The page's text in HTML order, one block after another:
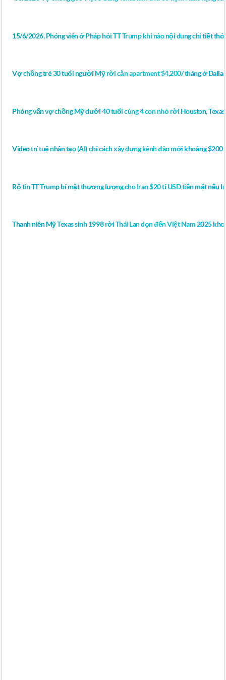
15/6/2026, Phóng viên ở Pháp hỏi TT Trump khi nào nội dung chi tiết
Vợ chồng trẻ 30 tuổi người Mỹ rời căn apartment $4,200/ tháng ở
Phỏng vấn vợ chồng Mỹ dưới 40 tuổi cùng 4 con nhỏ rời Houston,
Video trí tuệ nhân tạo (AI) chỉ cách xây dựng kênh đào mới khoảng
Rộ tin TT Trump bí mật thương lượng cho Iran $20 tỉ USD tiền mặt nếu
Thanh niên Mỹ Texas sinh 1998 rời Thái Lan dọn đến Việt Nam 2025